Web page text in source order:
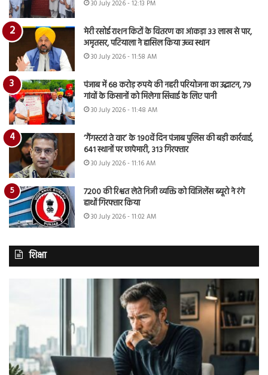
30 July 2026 - 12:13 PM
मेरी रसोई राशन किटों के वितरण का आंकड़ा 33 लाख से पार,
अमृतसर, पटियाला ने हासिल किया उच्च स्थान
30 July 2026 - 11:58 AM
पंजाब में 68 करोड़ रुपये की नहरी परियोजना का उद्घाटन, 79
गांवों के किसानों को मिलेगा सिंचाई के लिए पानी
30 July 2026 - 11:48 AM
‘गैंगस्टरां ते वार’ के 190वें दिन पंजाब पुलिस की बड़ी कार्रवाई,
641 स्थानों पर छापेमारी, 313 गिरफ्तार
30 July 2026 - 11:16 AM
7200 की रिश्वत लेते निजी व्यक्ति को विजिलेंस ब्यूरो ने रंगे
हाथों गिरफ्तार किया
30 July 2026 - 11:02 AM
शिक्षा